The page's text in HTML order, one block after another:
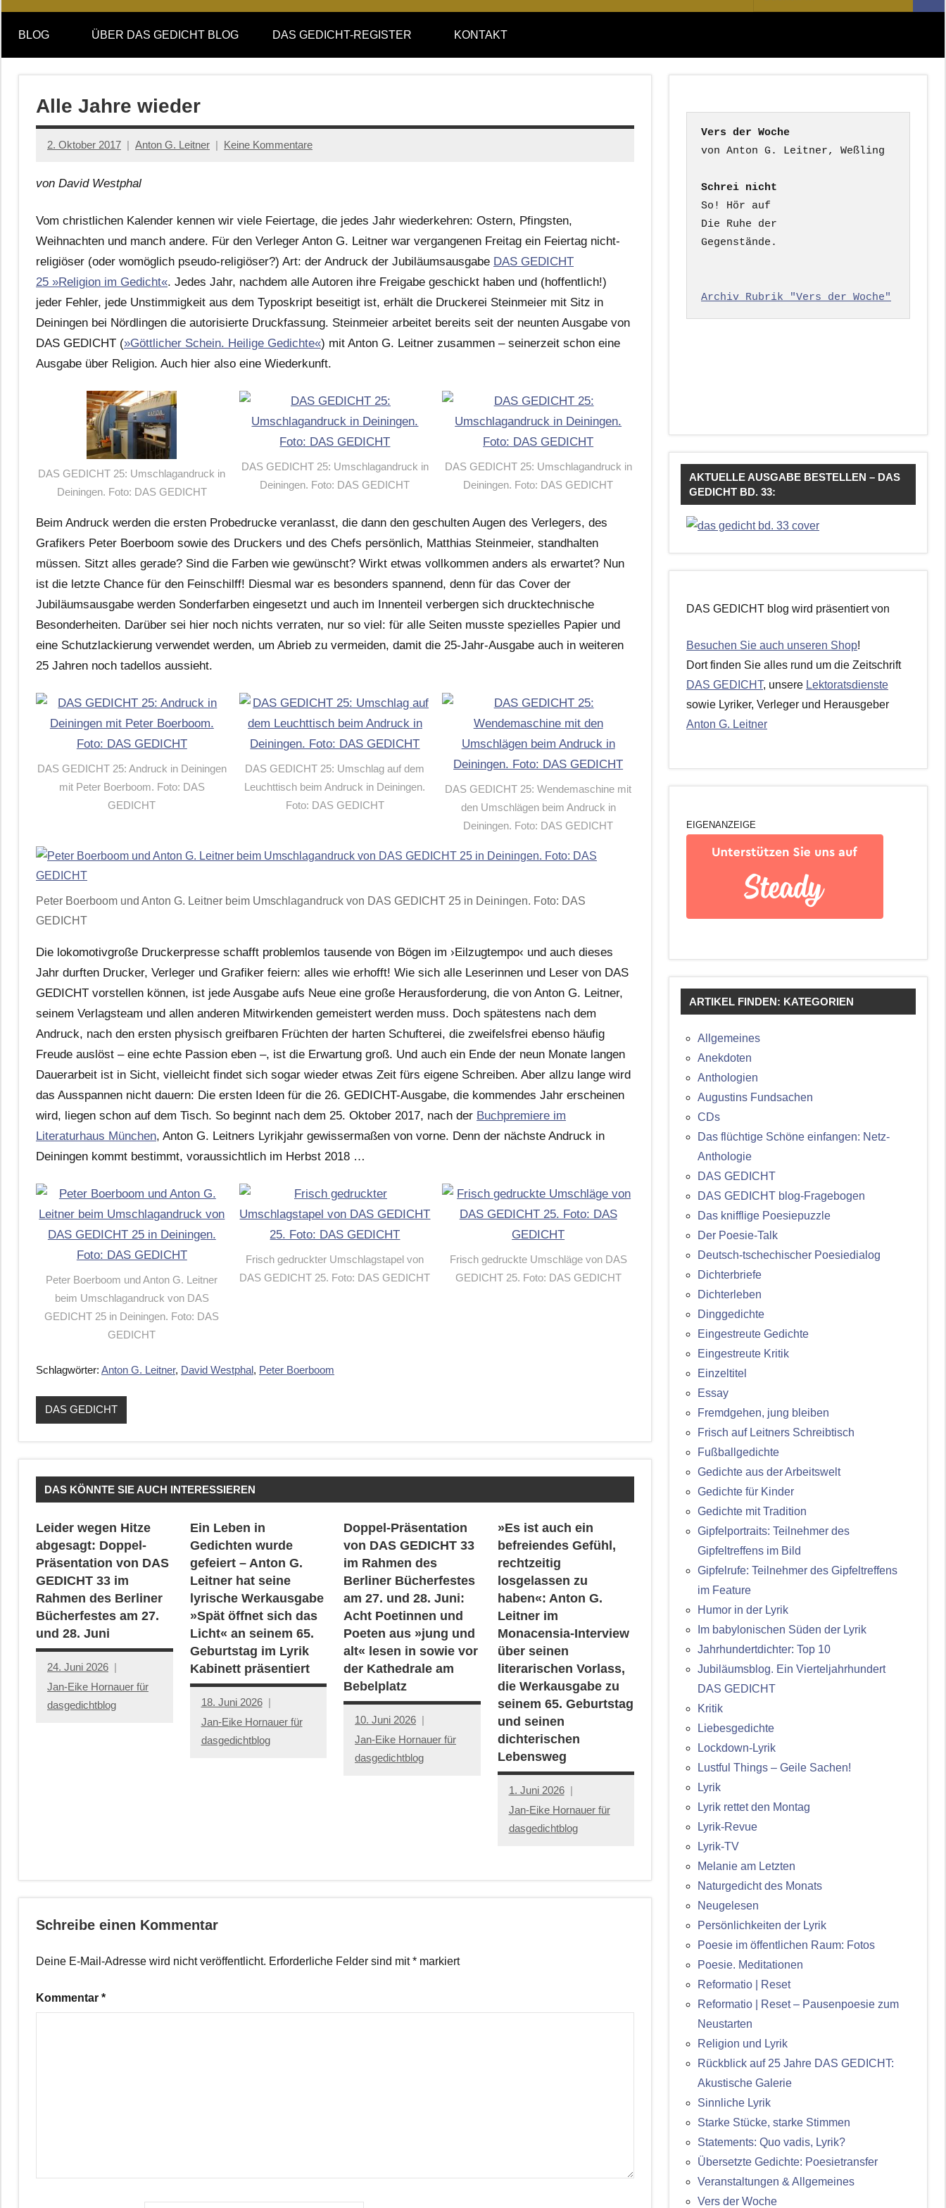
DAS
GEDICHT
blog
DAS
GEDICHT.
Zeitschrift
nach:
BLOG ÜBER DAS GEDICHT BLOG DAS GEDICHT-REGISTER KONTAKT
Alle Jahre wieder
2. Oktober 2017 Anton G. Leitner Keine Kommentare
von David Westphal
Vom christlichen Kalender kennen wir viele Feiertage, die jedes Jahr wiederkehren: Ostern, Pfingsten,
Weihnachten und manch andere. Für den Verleger Anton G. Leitner war vergangenen Freitag ein Feiertag nicht-
religiöser (oder womöglich pseudo-religiöser?) Art: der Andruck der Jubiläumsausgabe DAS GEDICHT
25 »Religion im Gedicht«. Jedes Jahr, nachdem alle Autoren ihre Freigabe geschickt haben und (hoffentlich!)
jeder Fehler, jede Unstimmigkeit aus dem Typoskript beseitigt ist, erhält die Druckerei Steinmeier mit Sitz in
Deiningen bei Nördlingen die autorisierte Druckfassung. Steinmeier arbeitet bereits seit der neunten Ausgabe von
DAS GEDICHT (»Göttlicher Schein. Heilige Gedichte«) mit Anton G. Leitner zusammen – seinerzeit schon eine
Ausgabe über Religion. Auch hier also eine Wiederkunft.
DAS GEDICHT 25: Umschlagandruck in
Deiningen. Foto: DAS GEDICHT
DAS GEDICHT 25: Umschlagandruck in
Deiningen. Foto: DAS GEDICHT
DAS GEDICHT 25: Umschlagandruck in
Deiningen. Foto: DAS GEDICHT
Beim Andruck werden die ersten Probedrucke veranlasst, die dann den geschulten Augen des Verlegers, des
Grafikers Peter Boerboom sowie des Druckers und des Chefs persönlich, Matthias Steinmeier, standhalten
müssen. Sitzt alles gerade? Sind die Farben wie gewünscht? Wirkt etwas vollkommen anders als erwartet? Nun
ist die letzte Chance für den Feinschilff! Diesmal war es besonders spannend, denn für das Cover der
Jubiläumsausgabe werden Sonderfarben eingesetzt und auch im Innenteil verbergen sich drucktechnische
Besonderheiten. Darüber sei hier noch nichts verraten, nur so viel: für alle Seiten musste spezielles Papier und
eine Schutzlackierung verwendet werden, um Abrieb zu vermeiden, damit die 25-Jahr-Ausgabe auch in weiteren
25 Jahren noch tadellos aussieht.
DAS GEDICHT 25: Andruck in Deiningen
mit Peter Boerboom. Foto: DAS
GEDICHT
DAS GEDICHT 25: Umschlag auf dem
Leuchttisch beim Andruck in Deiningen.
Foto: DAS GEDICHT
DAS GEDICHT 25: Wendemaschine mit
den Umschlägen beim Andruck in
Deiningen. Foto: DAS GEDICHT
Peter Boerboom und Anton G. Leitner beim Umschlagandruck von DAS GEDICHT 25 in Deiningen. Foto: DAS
GEDICHT
Die lokomotivgroße Druckerpresse schafft problemlos tausende von Bögen im ›Eilzugtempo‹ und auch dieses
Jahr durften Drucker, Verleger und Grafiker feiern: alles wie erhofft! Wie sich alle Leserinnen und Leser von DAS
GEDICHT vorstellen können, ist jede Ausgabe aufs Neue eine große Herausforderung, die von Anton G. Leitner,
seinem Verlagsteam und allen anderen Mitwirkenden gemeistert werden muss. Doch spätestens nach dem
Andruck, nach den ersten physisch greifbaren Früchten der harten Schufterei, die zweifelsfrei ebenso häufig
Freude auslöst – eine echte Passion eben –, ist die Erwartung groß. Und auch ein Ende der neun Monate langen
Dauerarbeit ist in Sicht, vielleicht findet sich sogar wieder etwas Zeit fürs eigene Schreiben. Aber allzu lange wird
das Ausspannen nicht dauern: Die ersten Ideen für die 26. GEDICHT-Ausgabe, die kommendes Jahr erscheinen
wird, liegen schon auf dem Tisch. So beginnt nach dem 25. Oktober 2017, nach der Buchpremiere im
Literaturhaus München, Anton G. Leitners Lyrikjahr gewissermaßen von vorne. Denn der nächste Andruck in
Deiningen kommt bestimmt, voraussichtlich im Herbst 2018 …
Peter Boerboom und Anton G. Leitner
beim Umschlagandruck von DAS
GEDICHT 25 in Deiningen. Foto: DAS
GEDICHT
Frisch gedruckter Umschlagstapel von
DAS GEDICHT 25. Foto: DAS GEDICHT
Frisch gedruckte Umschläge von DAS
GEDICHT 25. Foto: DAS GEDICHT
Schlagwörter: Anton G. Leitner, David Westphal, Peter Boerboom
DAS GEDICHT
DAS KÖNNTE SIE AUCH INTERESSIEREN
Leider wegen Hitze
abgesagt: Doppel-
Präsentation von DAS
GEDICHT 33 im
Rahmen des Berliner
Bücherfestes am 27.
und 28. Juni
24. Juni 2026
Jan-Eike Hornauer für
dasgedichtblog
Ein Leben in
Gedichten wurde
gefeiert – Anton G.
Leitner hat seine
lyrische Werkausgabe
»Spät öffnet sich das
Licht« an seinem 65.
Geburtstag im Lyrik
Kabinett präsentiert
18. Juni 2026
Jan-Eike Hornauer für
dasgedichtblog
Doppel-Präsentation
von DAS GEDICHT 33
im Rahmen des
Berliner Bücherfestes
am 27. und 28. Juni:
Acht Poetinnen und
Poeten aus »jung und
alt« lesen in sowie vor
der Kathedrale am
Bebelplatz
10. Juni 2026
Jan-Eike Hornauer für
dasgedichtblog
»Es ist auch ein
befreiendes Gefühl,
rechtzeitig
losgelassen zu
haben«: Anton G.
Leitner im
Monacensia-Interview
über seinen
literarischen Vorlass,
die Werkausgabe zu
seinem 65. Geburtstag
und seinen
dichterischen
Lebensweg
1. Juni 2026
Jan-Eike Hornauer für
dasgedichtblog
Schreibe einen Kommentar
Deine E-Mail-Adresse wird nicht veröffentlicht. Erforderliche Felder sind mit* markiert
Kommentar *
Vers der Woche
Schrei nicht
So! Hör auf
Die Ruhe der
Gegenstände.
Archiv Rubrik "Vers der Woche"
AKTUELLE AUSGABE BESTELLEN – DAS
GEDICHT BD. 33:
DAS GEDICHT blog wird präsentiert von
Besuchen Sie auch unseren Shop!
Dort finden Sie alles rund um die Zeitschrift
DAS GEDICHT, unsere Lektoratsdienste
sowie Lyriker, Verleger und Herausgeber
Anton G. Leitner
EIGENANZEIGE
ARTIKEL FINDEN: KATEGORIEN
Allgemeines
Anekdoten
Anthologien
Augustins Fundsachen
CDs
Das flüchtige Schöne einfangen: Netz-
Anthologie
DAS GEDICHT
DAS GEDICHT blog-Fragebogen
Das knifflige Poesiepuzzle
Der Poesie-Talk
Deutsch-tschechischer Poesiedialog
Dichterbriefe
Dichterleben
Dinggedichte
Eingestreute Gedichte
Eingestreute Kritik
Einzeltitel
Essay
Fremdgehen, jung bleiben
Frisch auf Leitners Schreibtisch
Fußballgedichte
Gedichte aus der Arbeitswelt
Gedichte für Kinder
Gedichte mit Tradition
Gipfelportraits: Teilnehmer des
Gipfeltreffens im Bild
Gipfelrufe: Teilnehmer des Gipfeltreffens
im Feature
Humor in der Lyrik
Im babylonischen Süden der Lyrik
Jahrhundertdichter: Top 10
Jubiläumsblog. Ein Vierteljahrhundert
DAS GEDICHT
Kritik
Liebesgedichte
Lockdown-Lyrik
Lustful Things – Geile Sachen!
Lyrik
Lyrik rettet den Montag
Lyrik-Revue
Lyrik-TV
Melanie am Letzten
Naturgedicht des Monats
Neugelesen
Persönlichkeiten der Lyrik
Poesie im öffentlichen Raum: Fotos
Poesie. Meditationen
Reformatio | Reset
Reformatio | Reset – Pausenpoesie zum
Neustarten
Religion und Lyrik
Rückblick auf 25 Jahre DAS GEDICHT:
Akustische Galerie
Sinnliche Lyrik
Starke Stücke, starke Stimmen
Statements: Quo vadis, Lyrik?
Übersetzte Gedichte: Poesietransfer
Veranstaltungen & Allgemeines
Vers der Woche